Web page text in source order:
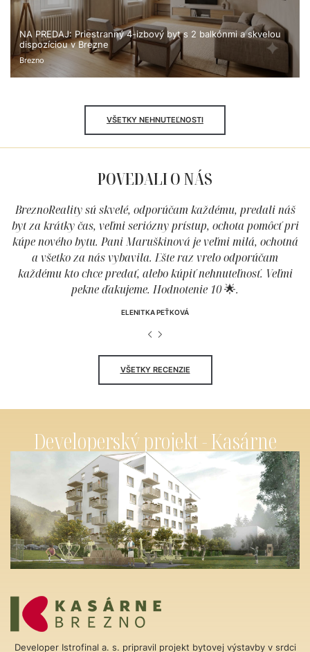
NA PREDAJ: Priestranný 4-izbový byt s 2 balkónmi a skvelou
dispozíciou v Brezne
Brezno
VŠETKY NEHNUTEĽNOSTI
POVEDALI O NÁS
BreznoReality sú skvelé, odporúčam každému, predali náš
byt za krátky čas, veľmi seriózny prístup, ochota pomôcť pri
kúpe nového bytu. Pani Maruškinová je veľmi milá, ochotná
a všetko za nás vybavila. Ešte raz vrelo odporúčam
každému kto chce predať, alebo kúpiť nehnuteľnosť. Veľmi
pekne ďakujeme. Hodnotenie 10 🌟.
ELENITKA PEŤKOVÁ
VŠETKY RECENZIE
Developerský projekt - Kasárne
Developer Istrofinal a. s. pripravil projekt bytovej výstavby v srdci